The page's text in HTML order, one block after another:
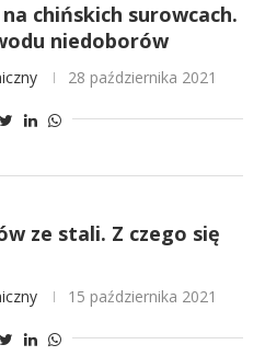
chińskich surowcach.
niedoborów
28 października 2021
ze stali. Z czego się
15 października 2021